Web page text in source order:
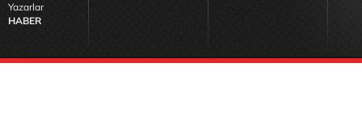
Yazarlar
HABER